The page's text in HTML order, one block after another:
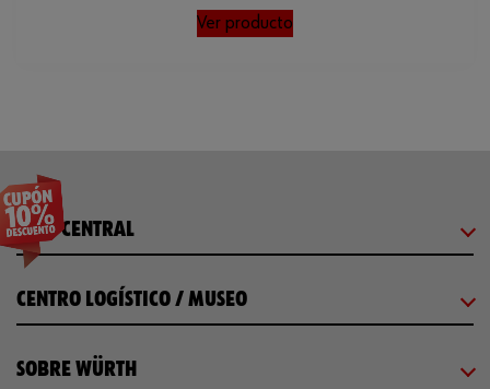
Ver producto
SEDE CENTRAL
CENTRO LOGÍSTICO / MUSEO
SOBRE WÜRTH